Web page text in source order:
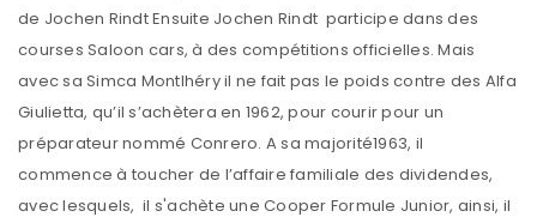
de Jochen Rindt Ensuite Jochen Rindt participe dans des
courses Saloon cars, à des compétitions officielles. Mais
avec sa Simca Montlhéry il ne fait pas le poids contre des Alfa
Giulietta, qu’il s’achètera en 1962, pour courir pour un
préparateur nommé Conrero. A sa majorité1963, il
commence à toucher de l’affaire familiale des dividendes,
avec lesquels, il s'achète une Cooper Formule Junior, ainsi, il